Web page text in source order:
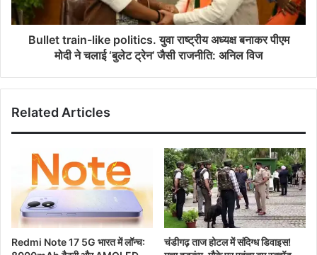
Bullet train-like politics. युवा राष्ट्रीय अध्यक्ष बनाकर पीएम
मोदी ने चलाई ‘बुलेट ट्रेन’ जैसी राजनीति: अनिल विज
Related Articles
Redmi Note 17 5G भारत में लॉन्च:
चंडीगढ़ ताज होटल में संदिग्ध डिवाइस!